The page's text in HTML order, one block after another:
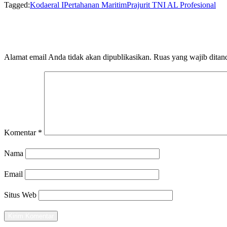
Tagged:Kodaeral IPertahanan MaritimPrajurit TNI AL Profesional
Alamat email Anda tidak akan dipublikasikan. Ruas yang wajib
Komentar *
Nama
Email
Situs Web